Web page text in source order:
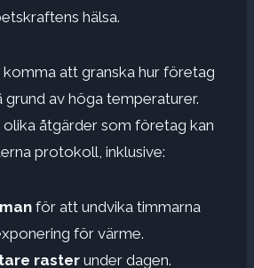
hälsa.
att granska hur företag
grund av höga temperaturer.
olika åtgärder som företag kan
protokoll, inklusive:
för att undvika timmarna
för värme.
raster under dagen.